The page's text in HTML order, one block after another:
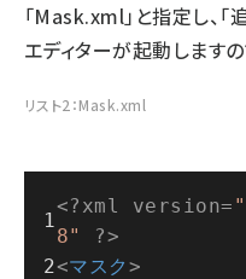
「Mask.xml」と指定し、「
エディターが起動しますの
リスト2：Mask.xml
<?xml version=
8"
?>
<マスク >